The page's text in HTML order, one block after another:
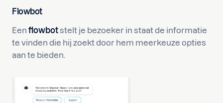
Flowbot
Een flowbotstelt je bezoeker in staat de informatie
te vinden die hij zoekt door hem meerkeuze opties
aan te bieden.